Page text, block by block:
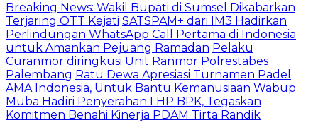
Breaking News: Wakil Bupati di Sumsel Dikabarkan
Terjaring OTT Kejati SATSPAM+ dari IM3 Hadirkan
Perlindungan WhatsApp Call Pertama di Indonesia
untuk Amankan Pejuang Ramadan Pelaku
Curanmor diringkusi Unit Ranmor Polrestabes
Palembang Ratu Dewa Apresiasi Turnamen Padel
AMA Indonesia, Untuk Bantu Kemanusiaan Wabup
Muba Hadiri Penyerahan LHP BPK, Tegaskan
Komitmen Benahi Kinerja PDAM Tirta Randik